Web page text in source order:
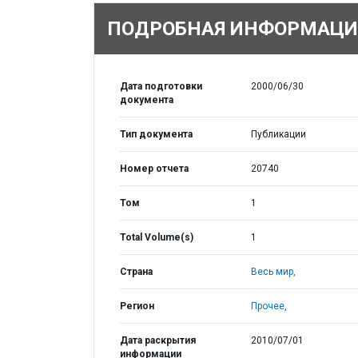
ПОДРОБНАЯ
Дата подготовки
документа
2000/06/30
Тип документа Публикации
Номер отчета 20740
Том 1
Total Volume(s) 1
Страна Весь мир,
Регион Прочее,
Дата раскрытия
информации
2010/07/01